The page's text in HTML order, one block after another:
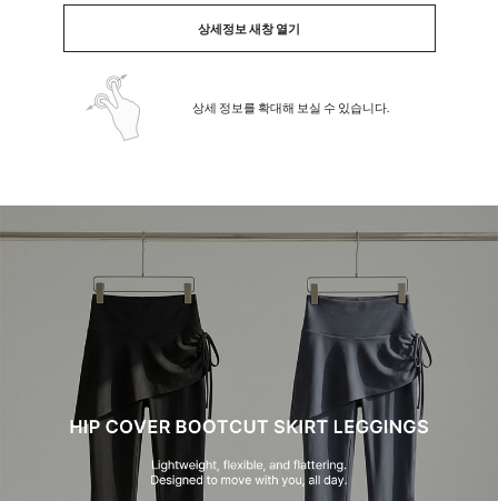
상세정보 새창 열기
상세 정보를 확대해 보실 수 있습니다.